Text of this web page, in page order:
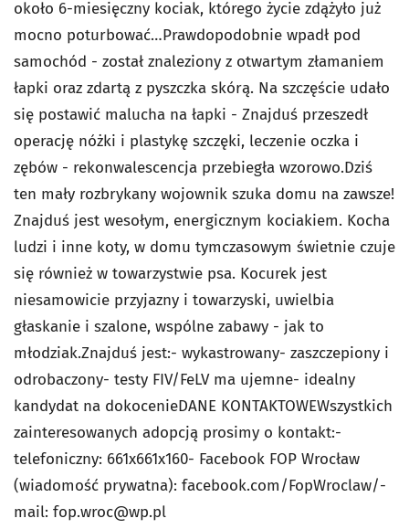
około 6-miesięczny kociak, którego życie zdążyło już
mocno poturbować…Prawdopodobnie wpadł pod
samochód - został znaleziony z otwartym złamaniem
łapki oraz zdartą z pyszczka skórą. Na szczęście udało
się postawić malucha na łapki - Znajduś przeszedł
operację nóżki i plastykę szczęki, leczenie oczka i
zębów - rekonwalescencja przebiegła wzorowo.Dziś
ten mały rozbrykany wojownik szuka domu na zawsze!
Znajduś jest wesołym, energicznym kociakiem. Kocha
ludzi i inne koty, w domu tymczasowym świetnie czuje
się również w towarzystwie psa. Kocurek jest
niesamowicie przyjazny i towarzyski, uwielbia
głaskanie i szalone, wspólne zabawy - jak to
młodziak.Znajduś jest:- wykastrowany- zaszczepiony i
odrobaczony- testy FIV/FeLV ma ujemne- idealny
kandydat na dokocenieDANE KONTAKTOWEWszystkich
zainteresowanych adopcją prosimy o kontakt:-
telefoniczny: 661x661x160- Facebook FOP Wrocław
(wiadomość prywatna): facebook.com/FopWroclaw/-
mail: fop.wroc@wp.pl